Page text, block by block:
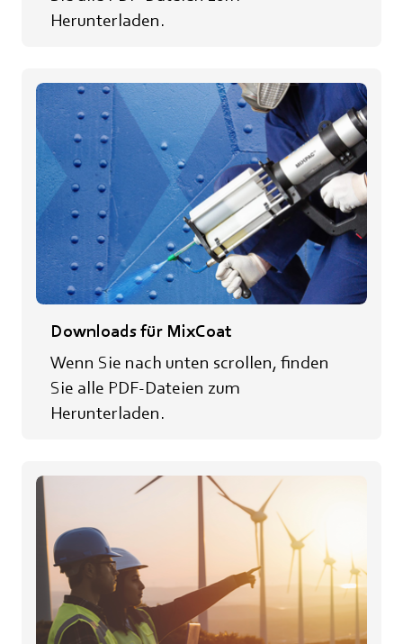
Herunterladen.
Downloads für MixCoat
Wenn Sie nach unten scrollen, finden
Sie alle PDF-Dateien zum
Herunterladen.